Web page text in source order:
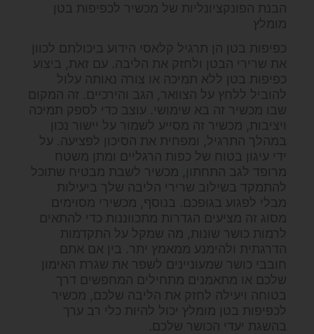
הבנת הפונקציונליות של מכשיר לכפיפות בטן
מומלץ
כפיפות בטן הן תרגיל קלאסי הידוע ביכולתם לכוון
את שרירי הבטן ולחזק את הליבה. עם זאת, ביצוע
כפיפות בטן ללא תמיכה או צורה נאותה עלול
להוביל ללחץ על הצוואר, הגב והירכיים. זה המקום
שבו מכשיר זה בא שימושי. עוצב כדי לספק תמיכה
ויציבות, מכשיר זה מסייע לשמור על יישור נכון
במהלך התרגיל, ומפחית את הסיכון לפציעה. על
ידי עיגון בטוח של כפות הרגליים ומתן משטח
מרופד לגב התחתון, מכשיר לשבת מבטיח שתוכל
להתמקד בשילוב שרירי הליבה שלך ביעילות
מבלי לפגוע בגופכם. בנוסף, מכשירי מסוימים
מסוג זה מציעים הגדרות מתכווננות כדי להתאים
לרמות כושר שונות, מה שמקל על התקדמות
הדרגתית ולהימנע ממאמץ יתר. בין אם אתם
חובבי כושר שמעוניינים לשפר את שגרת האימון
שלכם או מתאמנים מתחילים המחפשים דרך
בטוחה ויעילה לחזק את הליבה שלכם, מכשיר
לכפיפות בטן מומלץ יכול להיות כלי רב ערך
בהשגת יעדי הכושר שלכם.